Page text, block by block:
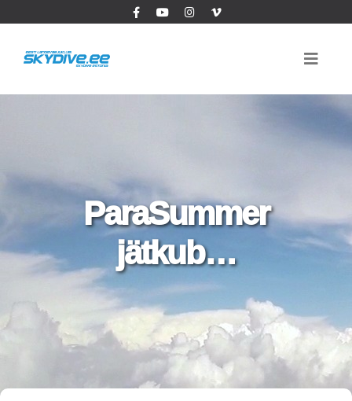
ParaSummer
jätkub…